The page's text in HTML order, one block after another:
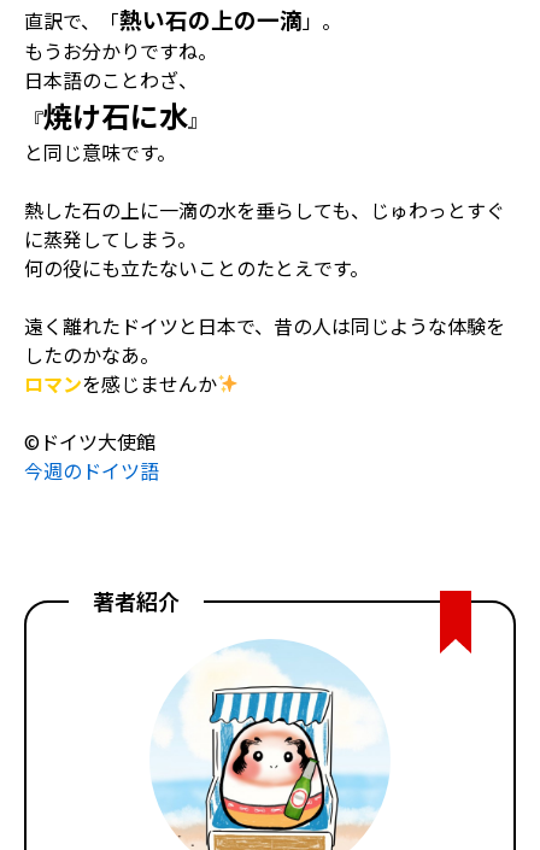
直訳で、「熱い石の上の一滴 」。
もうお分かりですね。
日本語のことわざ、
『焼け石に水』
と同じ意味です。
熱した石の上に一滴の水を垂らしても、じゅわっとすぐ
に蒸発してしまう。
何の役にも立たないことのたとえです。
遠く離れたドイツと日本で、昔の人は同じような体験を
したのかなあ。
ロマンを感じませんか
©ドイツ大使館
今週のドイツ語
著者紹介